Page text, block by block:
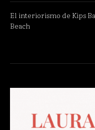
El interiorismo de Kips
Beach